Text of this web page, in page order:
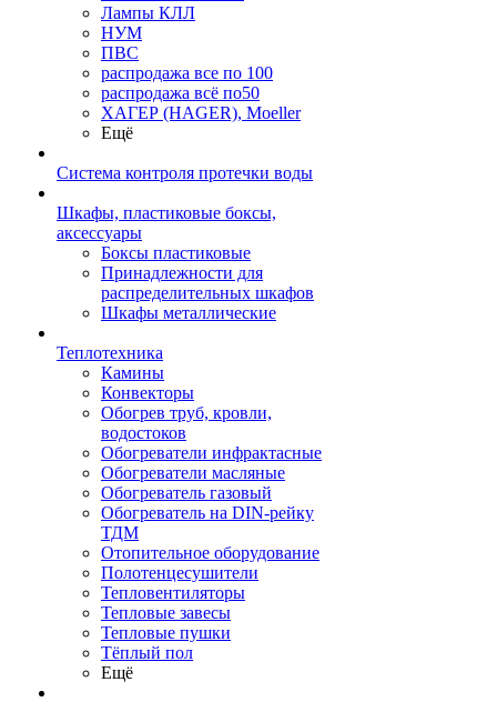
Лампы КЛЛ
НУМ
ПВС
распродажа все по 100
распродажа всё по50
ХАГЕР (HAGER), Moeller
Ещё
Система контроля протечки воды
Шкафы, пластиковые боксы,
аксессуары
Боксы пластиковые
Принадлежности для
распределительных шкафов
Шкафы металлические
Теплотехника
Камины
Конвекторы
Обогрев труб, кровли,
водостоков
Обогреватели инфрактасные
Обогреватели масляные
Обогреватель газовый
Обогреватель на DIN-рейку
ТДМ
Отопительное оборудование
Полотенцесушители
Тепловентиляторы
Тепловые завесы
Тепловые пушки
Тёплый пол
Ещё